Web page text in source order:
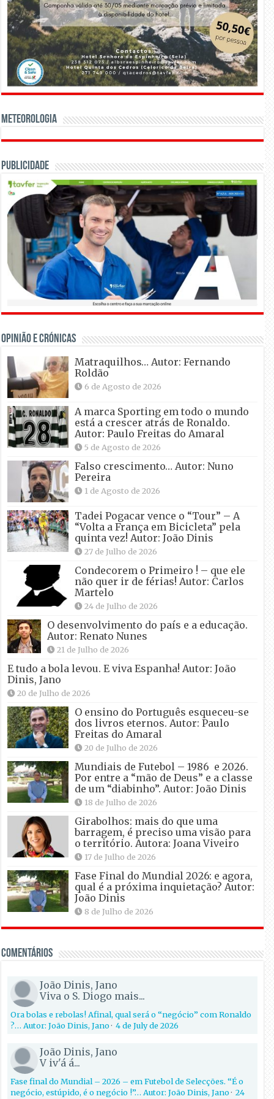
Meteorologia
Publicidade
OPINIÃO E CRÓNICAS
Matraquilhos… Autor: Fernando
Roldão
6 de Agosto de 2026
A marca Sporting em todo o mundo
está a crescer atrás de Ronaldo.
Autor: Paulo Freitas do Amaral
5 de Agosto de 2026
Falso crescimento… Autor: Nuno
Pereira
1 de Agosto de 2026
Tadei Pogacar vence o “Tour” – A
“Volta a França em Bicicleta” pela
quinta vez! Autor: João Dinis
27 de Julho de 2026
Condecorem o Primeiro ! – que ele
não quer ir de férias! Autor: Carlos
Martelo
24 de Julho de 2026
O desenvolvimento do país e a educação.
Autor: Renato Nunes
21 de Julho de 2026
E tudo a bola levou. E viva Espanha! Autor: João
Dinis, Jano
20 de Julho de 2026
O ensino do Português esqueceu-se
dos livros eternos. Autor: Paulo
Freitas do Amaral
20 de Julho de 2026
Mundiais de Futebol – 1986 e 2026.
Por entre a “mão de Deus” e a classe
de um “diabinho”. Autor: João Dinis
18 de Julho de 2026
Girabolhos: mais do que uma
barragem, é preciso uma visão para
o território. Autora: Joana Viveiro
17 de Julho de 2026
Fase Final do Mundial 2026: e agora,
qual é a próxima inquietação? Autor:
João Dinis
8 de Julho de 2026
Comentários
João Dinis, Jano
Viva o S. Diogo mais...
Ora bolas e rebolas! Afinal, qual será o “negócio” com Ronaldo
?… Autor: João Dinis, Jano·4 de July de 2026
João Dinis, Jano
V iv'á á...
Fase final do Mundial – 2026 – em Futebol de Selecções. “É o
negócio, estúpido, é o negócio !”… Autor: João Dinis, Jano·24